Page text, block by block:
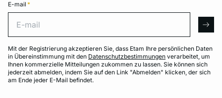
E-mail *
Mit der Registrierung akzeptieren Sie, dass Etam Ihre persönlichen Daten
in Übereinstimmung mit den Datenschutzbestimmungen verarbeitet, um
Ihnen kommerzielle Mitteilungen zukommen zu lassen. Sie können sich
jederzeit abmelden, indem Sie auf den Link "Abmelden" klicken, der sich
am Ende jeder E-Mail befindet.